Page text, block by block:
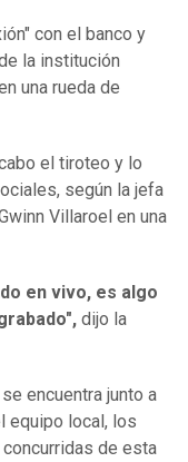
con el banco y
la institución
una rueda de
el tiroteo y lo
según la jefa
Villaroel en una
en vivo, es algo
dijo la
encuentra junto a
equipo local, los
de esta